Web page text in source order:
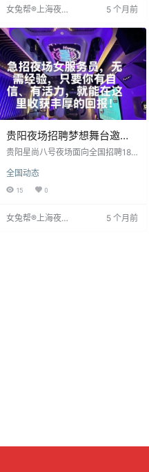
春美丽、实现经济独立、改善生
信可靠，期待加入。
女兔帮®上海夜场
5 个月前
贵阳夜场招聘梦想舞台邀你
共舞
贵阳星尚八号夜场面向全国招聘18-
佳，提供开酒点歌、互动促销等工
作。薪资日结，全国联盟场保障。
金。强调交流与坚持，给予物质与
全国动态
15 0
女兔帮®上海夜场
5 个月前